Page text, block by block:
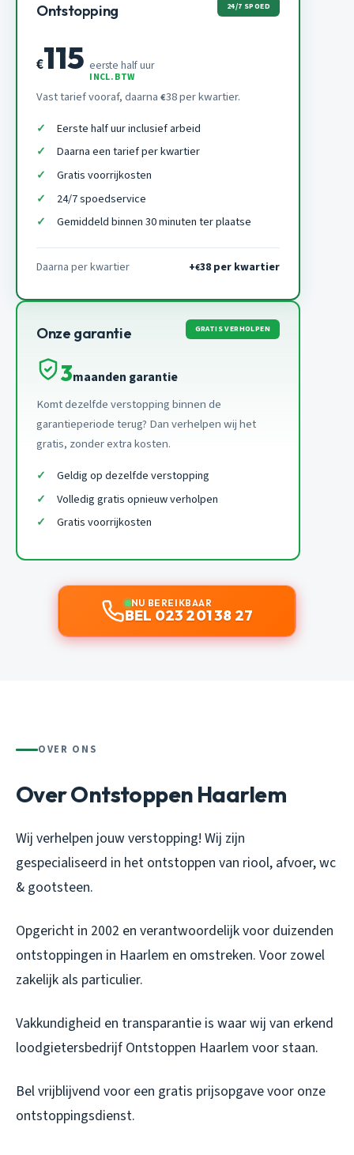
Ontstopping 24/7 SPOED
€115 eerste half uur
INCL. BTW
Vast tarief vooraf, daarna €38 per kwartier.
Eerste half uur inclusief arbeid
Daarna een tarief per kwartier
Gratis voorrijkosten
24/7 spoedservice
Gemiddeld binnen 30 minuten ter plaatse
Daarna per kwartier +€38 per kwartier
Onze garantie GRATIS VERHOLPEN
3maanden garantie
Komt dezelfde verstopping binnen de
garantieperiode terug? Dan verhelpen wij het
gratis, zonder extra kosten.
Geldig op dezelfde verstopping
Volledig gratis opnieuw verholpen
Gratis voorrijkosten
NU BEREIKBAAR
BEL 023 201 38 27
OVER ONS
Over Ontstoppen Haarlem
Wij verhelpen jouw verstopping! Wij zijn
gespecialiseerd in het ontstoppen van riool, afvoer, wc
& gootsteen.
Opgericht in 2002 en verantwoordelijk voor duizenden
ontstoppingen in Haarlem en omstreken. Voor zowel
zakelijk als particulier.
Vakkundigheid en transparantie is waar wij van erkend
loodgietersbedrijf Ontstoppen Haarlem voor staan.
Bel vrijblijvend voor een gratis prijsopgave voor onze
ontstoppingsdienst.